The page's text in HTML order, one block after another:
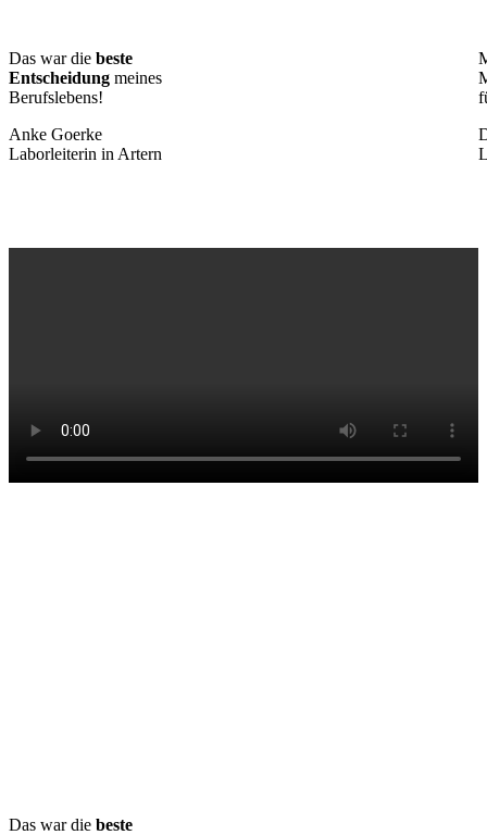
Das war die beste
Entscheidung meines
Berufslebens!
Anke Goerke
Laborleiterin in Artern
Das war die beste